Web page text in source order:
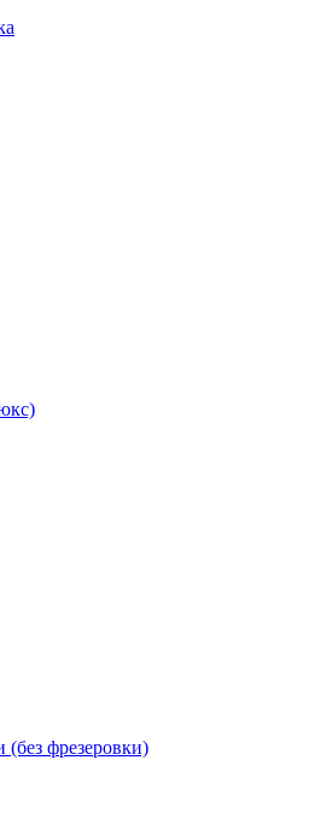
фрезеровки)